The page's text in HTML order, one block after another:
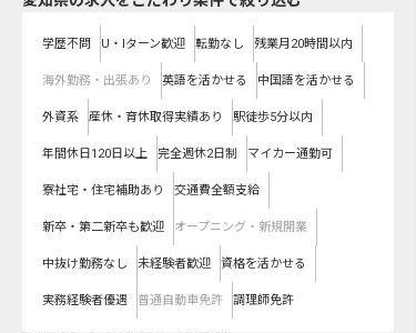
学歴不問 U・Iターン歓迎 転勤なし 残業月20時間以内
海外勤務・出張あり 英語を活かせる 中国語を活かせる
外資系 産休・育休取得実績あり 駅徒歩5分以内
年間休日120日以上 完全週休2日制 マイカー通勤可
寮社宅・住宅補助あり 交通費全額支給
新卒・第二新卒も歓迎 オープニング・新規開業
中抜け勤務なし 未経験者歓迎 資格を活かせる
実務経験者優遇 普通自動車免許 調理師免許